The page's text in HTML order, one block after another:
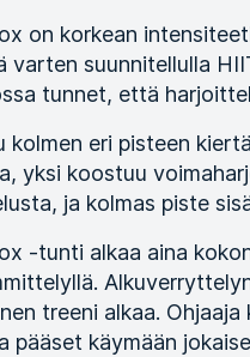
on korkean
varten suunnitellulla
tunnet, että
kolmen eri pisteen
yksi koostuu
ja kolmas piste
-tunti alkaa aina
treeni alkaa.
pääset käymään